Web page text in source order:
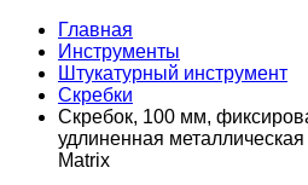
Главная
Инструменты
Штукатурный инструмент
Скребки
Скребок, 100 мм,
удлиненная
Matrix